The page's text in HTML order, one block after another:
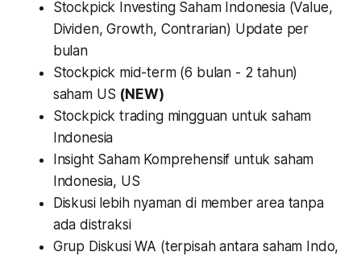
Stockpick Investing Saham Indonesia (Value,
Dividen, Growth, Contrarian) Update per
bulan
Stockpick mid-term (6 bulan - 2 tahun)
saham US (NEW)
Stockpick trading mingguan untuk saham
Indonesia
Insight Saham Komprehensif untuk saham
Indonesia, US
Diskusi lebih nyaman di member area tanpa
ada distraksi
Grup Diskusi WA (terpisah antara saham Indo,